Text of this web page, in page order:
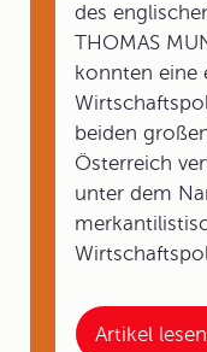
Artikel lesen
des
THOMAS
konnten eine
beiden
Österreich
unter dem